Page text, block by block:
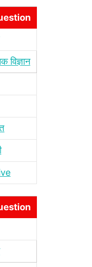
विज्ञान